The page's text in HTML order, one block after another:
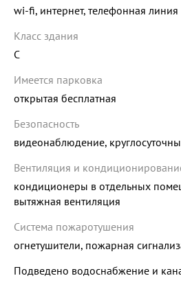
wi-fi, интернет, телефонная линия
Класс здания
C
Имеется парковка
открытая бесплатная
Безопасность
видеонаблюдение,
Вентиляция и
кондиционеры в отдельных
вытяжная вентиляция
Система пожаротушения
огнетушители, пожарная
Подведено водоснабжение и